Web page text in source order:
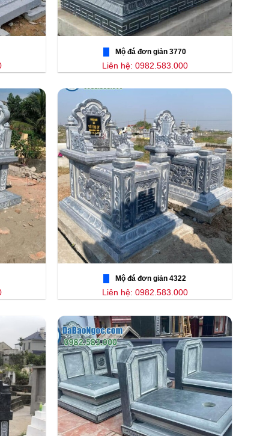
Mộ đá đơn giản 3770
Liên hệ: 0982.583.000
Mộ đá đơn giản 4322
Liên hệ: 0982.583.000